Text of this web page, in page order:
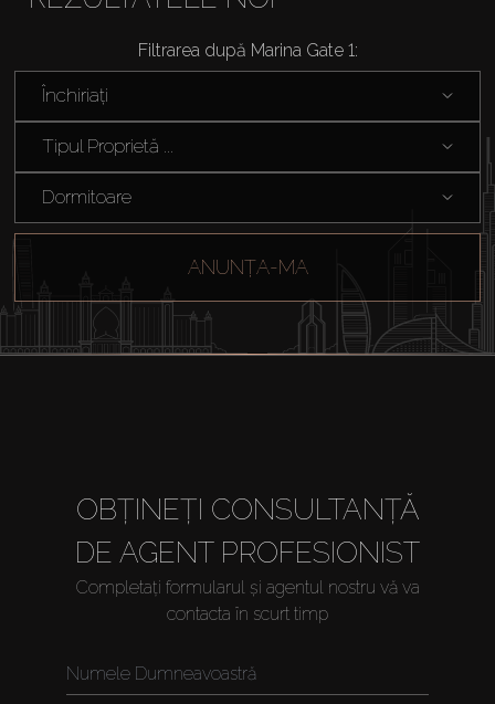
About Us
Filtrarea după Marina Gate 1:
Închiriați
Tipul Proprietă ...
Dormitoare
ANUNȚA-MA
OBȚINEȚI CONSULTANȚĂ
DE AGENT PROFESIONIST
Completați formularul și agentul nostru vă va
contacta în scurt timp